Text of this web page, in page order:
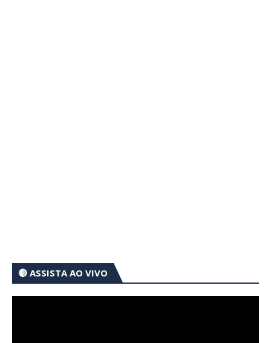
🔴 ASSISTA AO VIVO